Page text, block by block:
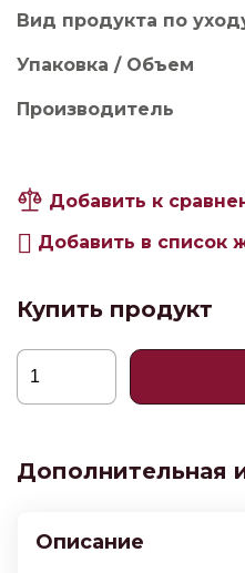
Вид продукта по
Упаковка / Объем
Производитель
Добавить к
Добавить в список
Купить продукт
OFA
Clean,
quantity
Дополнительная
Описание